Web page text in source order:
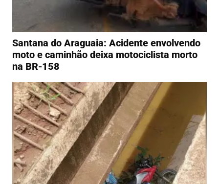
Santana do Araguaia: Acidente envolvendo
moto e caminhão deixa motociclista morto
na BR-158